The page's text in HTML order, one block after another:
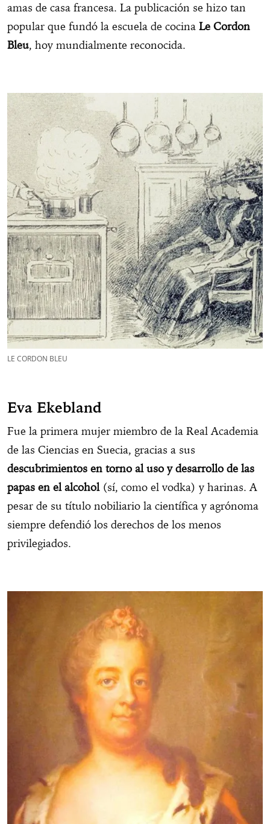
amas de casa francesa. La publicación se hizo tan
popular que fundó la escuela de cocina Le Cordon
Bleu, hoy mundialmente reconocida.
LE CORDON BLEU
Eva Ekebland
Fue la primera mujer miembro de la Real Academia
de las Ciencias en Suecia, gracias a sus
descubrimientos en torno al uso y desarrollo de las
papas en el alcohol(sí, como el vodka) y harinas. A
pesar de su título nobiliario la científica y agrónoma
siempre defendió los derechos de los menos
privilegiados.